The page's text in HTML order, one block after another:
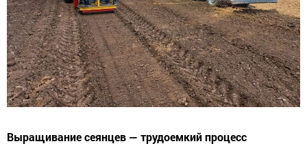
Выращивание сеянцев — трудоемкий процесс